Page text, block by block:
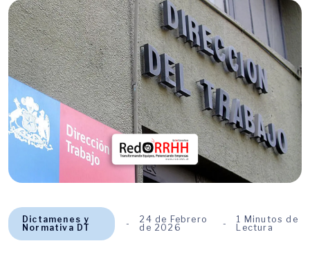
Dictamenes y
Normativa DT
24 de Febrero
de 2026
1 Minutos de
Lectura